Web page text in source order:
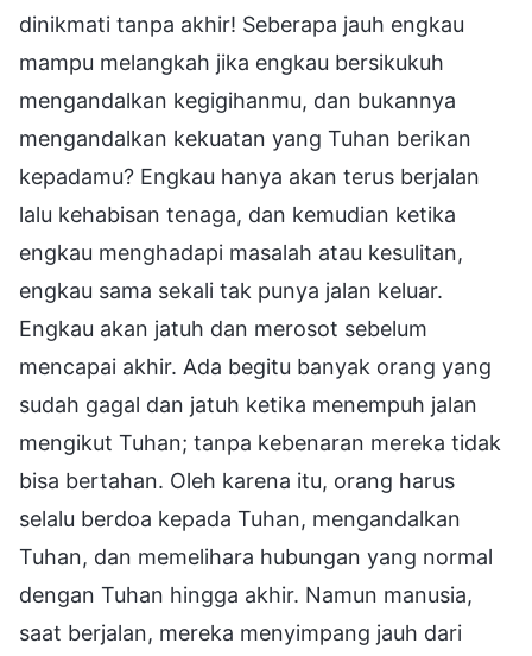
dinikmati tanpa akhir! Seberapa jauh engkau
mampu melangkah jika engkau bersikukuh
mengandalkan kegigihanmu, dan bukannya
mengandalkan kekuatan yang Tuhan berikan
kepadamu? Engkau hanya akan terus berjalan
lalu kehabisan tenaga, dan kemudian ketika
engkau menghadapi masalah atau kesulitan,
engkau sama sekali tak punya jalan keluar.
Engkau akan jatuh dan merosot sebelum
mencapai akhir. Ada begitu banyak orang yang
sudah gagal dan jatuh ketika menempuh jalan
mengikut Tuhan; tanpa kebenaran mereka tidak
bisa bertahan. Oleh karena itu, orang harus
selalu berdoa kepada Tuhan, mengandalkan
Tuhan, dan memelihara hubungan yang normal
dengan Tuhan hingga akhir. Namun manusia,
saat berjalan, mereka menyimpang jauh dari